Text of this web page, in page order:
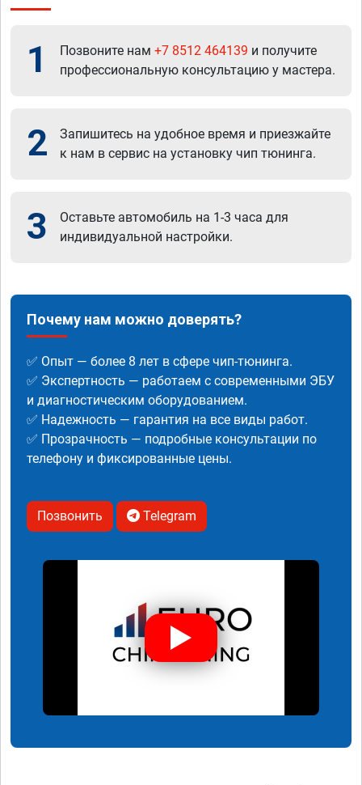
1 Позвоните нам +7 8512 464139 и получите
профессиональную консультацию у мастера.
2
Запишитесь на удобное время и приезжайте
к нам в сервис на установку чип тюнинга.
3
Оставьте автомобиль на 1-3 часа для
индивидуальной настройки.
Почему нам можно доверять?
✅ Опыт — более 8 лет в сфере чип-тюнинга.
✅ Экспертность — работаем с современными ЭБУ
и диагностическим оборудованием.
✅ Надежность — гарантия на все виды работ.
✅ Прозрачность — подробные консультации по
телефону и фиксированные цены.
Позвонить Telegram